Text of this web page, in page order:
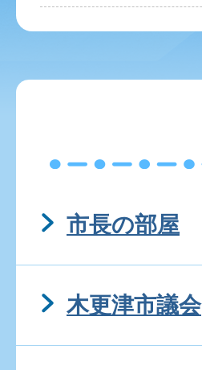
市長の部屋
木更津市議会